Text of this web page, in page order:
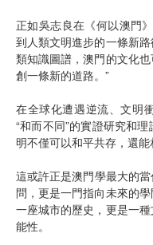
正如吳志良在《何以澳門
到人類文明進步的一條新
類知識圖譜，澳門的文化
創一條新的道路。”
在全球化遭遇逆流、文明
“和而不同”的實證研究和
明不僅可以和平共存，還能
這或許正是澳門學最大的
問，更是一門指向未來的
一座城市的歷史，更是一
能性。